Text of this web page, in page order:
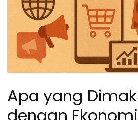
Apa yang
dengan